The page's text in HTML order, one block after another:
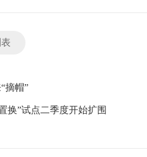
摘帽”
换”试点二季度开始扩围